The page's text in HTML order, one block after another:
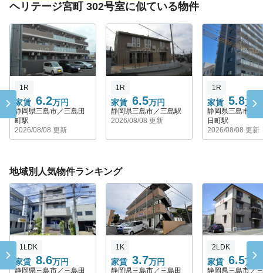
ヘリテージ宮町 302号室に似ている物件
家賃 6.2万円
1R
静岡県三島市／三島田
町駅
2026/08/08 更新
家賃 6.5万円
1R
静岡県三島市／三島駅
2026/08/08 更新
家賃 5.8万円
1R
静岡県三島市／
日町駅
2026/08/08 更新
地域別人気物件ランキング
家賃 8.6万円
1LDK
静岡県三島市／三島田
家賃 3.7万円
1K
静岡県三島市／三島田
家賃 6.5万円
2LDK
静岡県三島市／